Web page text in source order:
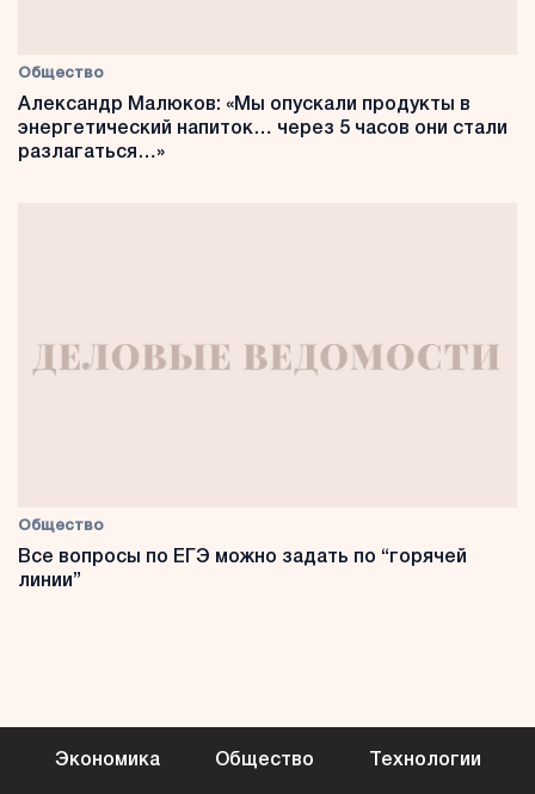
Общество
Александр Малюков: «Мы опускали продукты в
энергетический напиток… через 5 часов они стали
разлагаться…»
Общество
Все вопросы по ЕГЭ можно задать по “горячей
линии”
Экономика Общество Технологии